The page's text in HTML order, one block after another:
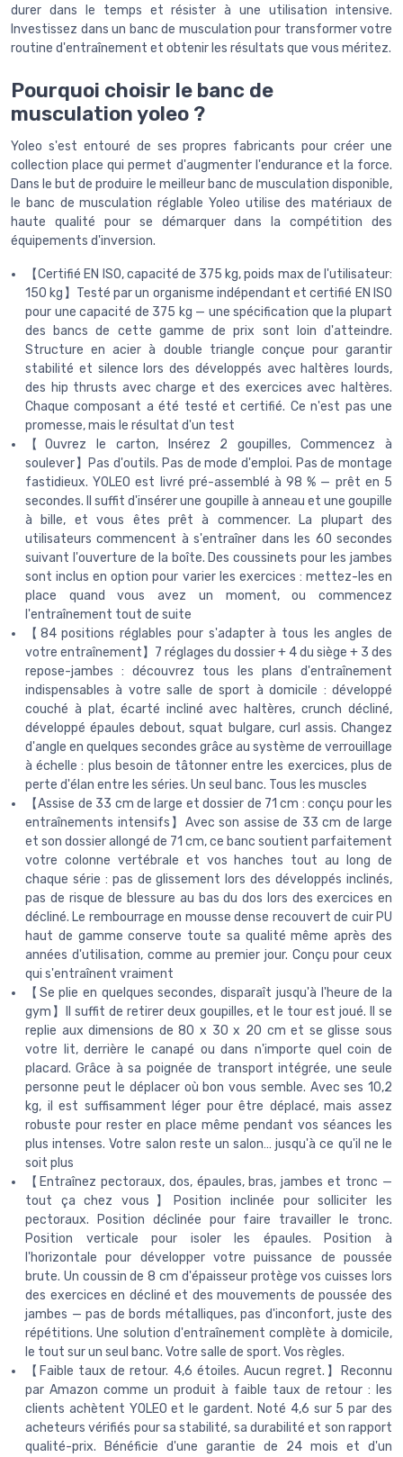
durer dans le temps et résister à une utilisation intensive.
Investissez dans un banc de musculation pour transformer votre
routine d'entraînement et obtenir les résultats que vous méritez.
Pourquoi choisir le banc de
musculation yoleo ?
Yoleo s'est entouré de ses propres fabricants pour créer une
collection place qui permet d'augmenter l'endurance et la force.
Dans le but de produire le meilleur banc de musculation disponible,
le banc de musculation réglable Yoleo utilise des matériaux de
haute qualité pour se démarquer dans la compétition des
équipements d'inversion.
【Certifié EN ISO, capacité de 375 kg, poids max de l'utilisateur:
150 kg】Testé par un organisme indépendant et certifié EN ISO
pour une capacité de 375 kg — une spécification que la plupart
des bancs de cette gamme de prix sont loin d'atteindre.
Structure en acier à double triangle conçue pour garantir
stabilité et silence lors des développés avec haltères lourds,
des hip thrusts avec charge et des exercices avec haltères.
Chaque composant a été testé et certifié. Ce n'est pas une
promesse, mais le résultat d'un test
【Ouvrez le carton, Insérez 2 goupilles, Commencez à
soulever】Pas d'outils. Pas de mode d'emploi. Pas de montage
fastidieux. YOLEO est livré pré-assemblé à 98 % — prêt en 5
secondes. Il suffit d'insérer une goupille à anneau et une goupille
à bille, et vous êtes prêt à commencer. La plupart des
utilisateurs commencent à s'entraîner dans les 60 secondes
suivant l'ouverture de la boîte. Des coussinets pour les jambes
sont inclus en option pour varier les exercices : mettez-les en
place quand vous avez un moment, ou commencez
l'entraînement tout de suite
【84 positions réglables pour s'adapter à tous les angles de
votre entraînement】7 réglages du dossier + 4 du siège + 3 des
repose-jambes : découvrez tous les plans d'entraînement
indispensables à votre salle de sport à domicile : développé
couché à plat, écarté incliné avec haltères, crunch décliné,
développé épaules debout, squat bulgare, curl assis. Changez
d'angle en quelques secondes grâce au système de verrouillage
à échelle : plus besoin de tâtonner entre les exercices, plus de
perte d'élan entre les séries. Un seul banc. Tous les muscles
【Assise de 33 cm de large et dossier de 71 cm : conçu pour les
entraînements intensifs】Avec son assise de 33 cm de large
et son dossier allongé de 71 cm, ce banc soutient parfaitement
votre colonne vertébrale et vos hanches tout au long de
chaque série : pas de glissement lors des développés inclinés,
pas de risque de blessure au bas du dos lors des exercices en
décliné. Le rembourrage en mousse dense recouvert de cuir PU
haut de gamme conserve toute sa qualité même après des
années d'utilisation, comme au premier jour. Conçu pour ceux
qui s'entraînent vraiment
【Se plie en quelques secondes, disparaît jusqu'à l'heure de la
gym】Il suffit de retirer deux goupilles, et le tour est joué. Il se
replie aux dimensions de 80 x 30 x 20 cm et se glisse sous
votre lit, derrière le canapé ou dans n'importe quel coin de
placard. Grâce à sa poignée de transport intégrée, une seule
personne peut le déplacer où bon vous semble. Avec ses 10,2
kg, il est suffisamment léger pour être déplacé, mais assez
robuste pour rester en place même pendant vos séances les
plus intenses. Votre salon reste un salon… jusqu'à ce qu'il ne le
soit plus
【Entraînez pectoraux, dos, épaules, bras, jambes et tronc —
tout ça chez vous】Position inclinée pour solliciter les
pectoraux. Position déclinée pour faire travailler le tronc.
Position verticale pour isoler les épaules. Position à
l'horizontale pour développer votre puissance de poussée
brute. Un coussin de 8 cm d'épaisseur protège vos cuisses lors
des exercices en décliné et des mouvements de poussée des
jambes — pas de bords métalliques, pas d'inconfort, juste des
répétitions. Une solution d'entraînement complète à domicile,
le tout sur un seul banc. Votre salle de sport. Vos règles.
【Faible taux de retour. 4,6 étoiles. Aucun regret.】Reconnu
par Amazon comme un produit à faible taux de retour : les
clients achètent YOLEO et le gardent. Noté 4,6 sur 5 par des
acheteurs vérifiés pour sa stabilité, sa durabilité et son rapport
qualité-prix. Bénéficie d'une garantie de 24 mois et d'un